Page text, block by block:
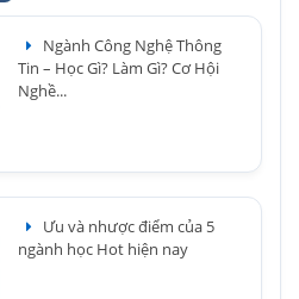
Ngành Công Nghệ Thông
Tin – Học Gì? Làm Gì? Cơ Hội
Nghề...
Ưu và nhược điểm của 5
ngành học Hot hiện nay